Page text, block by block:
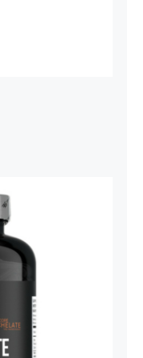
– Zinc
100
Vitaminko